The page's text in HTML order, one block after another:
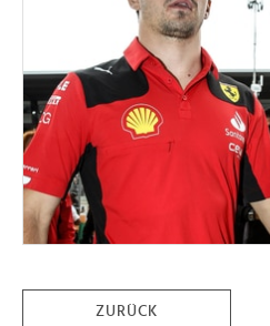
ZURÜCK